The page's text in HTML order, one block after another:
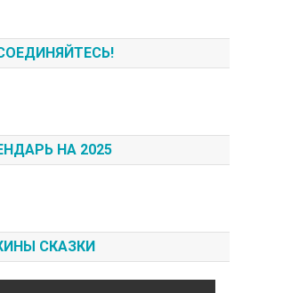
НА 2025
СКАЗКИ